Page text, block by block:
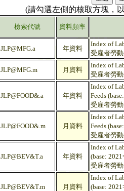
(請勾選左側的核取方塊，
檢索代號 資料頻率
JLP@MFG.a 年資料
Index of
受雇者勞
JLP@MFG.m 月資料
Index of
受雇者勞
JLP@FOOD&.a 年資料
Index of
Feeds
受雇者勞
JLP@FOOD&.m 月資料
Index of
Feeds
受雇者勞
JLP@BEV&T.a 年資料
Index of
(base:
受雇者勞
JLP@BEV&T.m 月資料
Index of
(base: